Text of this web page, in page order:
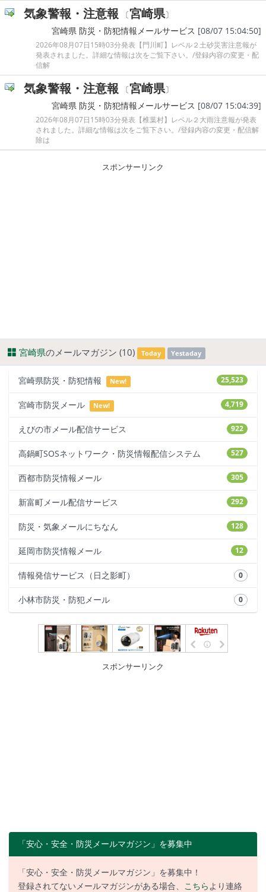
気象警報・注意報 〔宮崎県〕
宮崎県 防災・防犯情報メールサービス [08/07 15:04:50]
2026年08月07日15時03分発表【門川町】レベル２土砂災害注意報が
発表されました。詳細な情報は次をご覧下さい。/登録内容の変更・配
信解
気象警報・注意報 〔宮崎県〕
宮崎県 防災・防犯情報メールサービス [08/07 15:04:39]
2026年08月07日15時03分発表【椎葉村】レベル２大雨注意報が発表
されました。詳細な情報は次をご覧下さい。/登録内容の変更・配信解
除は
スポンサーリンク
宮崎県のメールマガジン (10) Today Yestaday
25,523
宮崎県防災・防犯情報 New!
4,719
宮崎市防災メール New!
922
えびの市メール配信サービス
527
高鍋町SOSネットワーク・防災情報配信システム
305
西都市防災情報メール
292
新富町メール配信サービス
128
防災・気象メールにちなん
12
延岡市防災情報メール
0
情報発信サービス（日之影町）
0
小林市防災・防犯メール
スポンサーリンク
「安心・安全・防災メールマガジン」を募集中
「安心・安全・防災メールマガジン」を募集中！
登録されてないメールマガジンがある場合、 こちらより連絡